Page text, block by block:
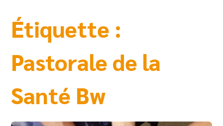
Étiquette :
Pastorale de la
Santé Bw